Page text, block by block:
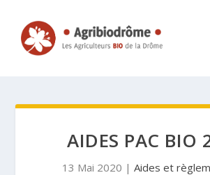
AIDES PAC BIO
13 Mai 2020 | Aides et